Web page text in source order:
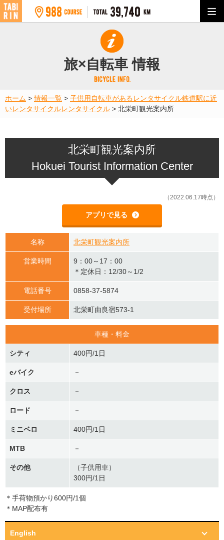
旅×自転車 情報
ホーム >情報一覧 > 子供用自転車があるレンタサイクル鉄道駅に近
いレンタサイクルレンタサイクル > 北栄町観光案内所
北栄町観光案内所
Hokuei Tourist Information Center
（2022.06.17時点）
アプリで見る
名称 北栄町観光案内所
営業時間
9：00～17：00
＊定休日：12/30～1/2
電話番号 0858-37-5874
受付場所 北栄町由良宿573-1
車種・料金
シティ 400円/1日
eバイク －
クロス －
ロード －
ミニベロ 400円/1日
MTB －
その他
（子供用車）
300円/1日
＊手荷物預かり600円/1個
＊MAP配布有
English